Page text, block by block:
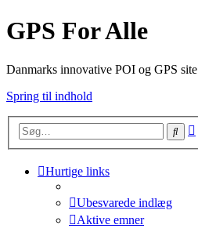
GPS For Alle
Danmarks innovative POI og GPS site
Spring til indhold
Søg
Hurtige links
Ubesvarede indlæg
Aktive emner